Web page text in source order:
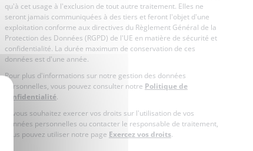
qu'à cet usage à l'exclusion de tout autre traitement. Elles ne
seront jamais communiquées à des tiers et feront l'objet d'une
exploitation conforme aux directives du Règlement Général de la
Protection des Données (RGPD) de l'UE en matière de sécurité et
confidentialité. La durée maximum de conservation de ces
données est d'une année.
Pour plus d'informations sur notre gestion des données
personnelles, vous pouvez consulter notre Politique de
confidentialité.
Si vous souhaitez exercer vos droits sur l'utilisation de vos
données personnelles ou contacter le responsable de traitement,
vous pouvez utiliser notre page Exercez vos droits.